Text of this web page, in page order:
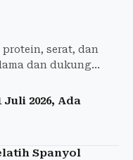
serat, dan
dan dukung
2026, Ada
Spanyol